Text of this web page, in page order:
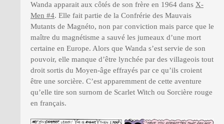
Wanda apparait aux côtés de son frère en 1964 dans X-
Men #4. Elle fait partie de la Confrérie des Mauvais
Mutants de Magnéto, non par conviction mais parce que le
maître du magnétisme a sauvé les jumeaux d’une mort
certaine en Europe. Alors que Wanda s’est servie de son
pouvoir, elle manque d’être lynchée par des villageois tout
droit sortis du Moyen-âge effrayés par ce qu’ils croient
être une sorcière. C’est apparemment de cette aventure
qu’elle tire son surnom de Scarlet Witch ou Sorcière rouge
en français.